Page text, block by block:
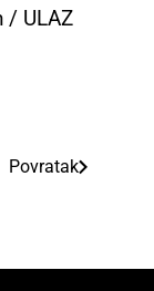
/ ULAZ
Povratak